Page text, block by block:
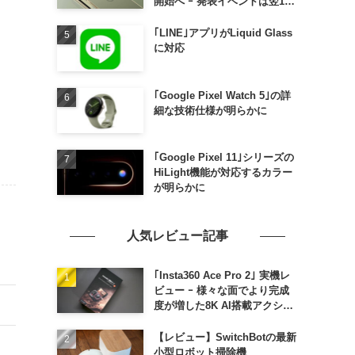
｢LINE｣アプリがLiquid Glass
に対応
｢Google Pixel Watch 5｣の詳
細な技術仕様が明らかに
｢Google Pixel 11｣シリーズの
HiLight機能が対応するカラー
が明らかに
人気レビュー記事
｢Insta360 Ace Pro 2｣ 実機レ
ビュー ｰ 様々な面でより完成
度が増した8K AI搭載アクショ
【レビュー】SwitchBotの最新
小型ロボット掃除機